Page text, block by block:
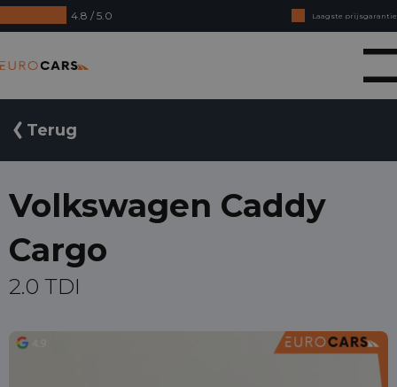
4.8 / 5.0
Online kopen, niet goed geld terug
Financial lease - Soepele acceptatie
Terug
Volkswagen Caddy
Cargo
2.0 TDI